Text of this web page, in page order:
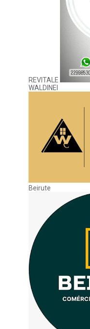
REVITALE
WALDINEI
Beirute